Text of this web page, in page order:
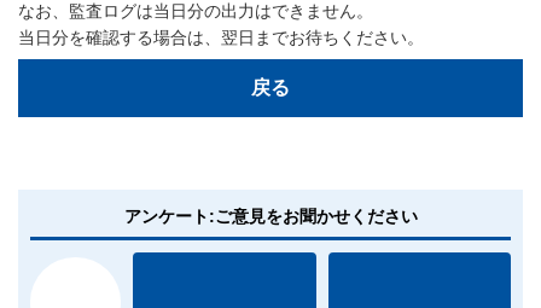
なお、監査ログは当日分の出力はできません。
当日分を確認する場合は、翌日までお待ちください。
戻る
アンケート:ご意見をお聞かせください